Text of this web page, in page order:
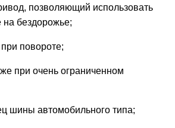
позволяющий использовать
на бездорожье;
повороте;
при очень ограниченном
шины автомобильного типа;